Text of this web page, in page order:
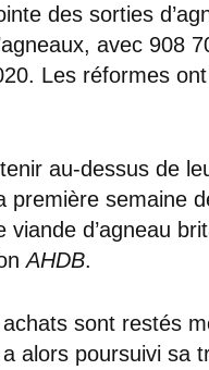
des sorties
avec 908
Les réformes
au-dessus de
première semaine
d’agneau
AHDB.
sont restés
alors poursuivi sa